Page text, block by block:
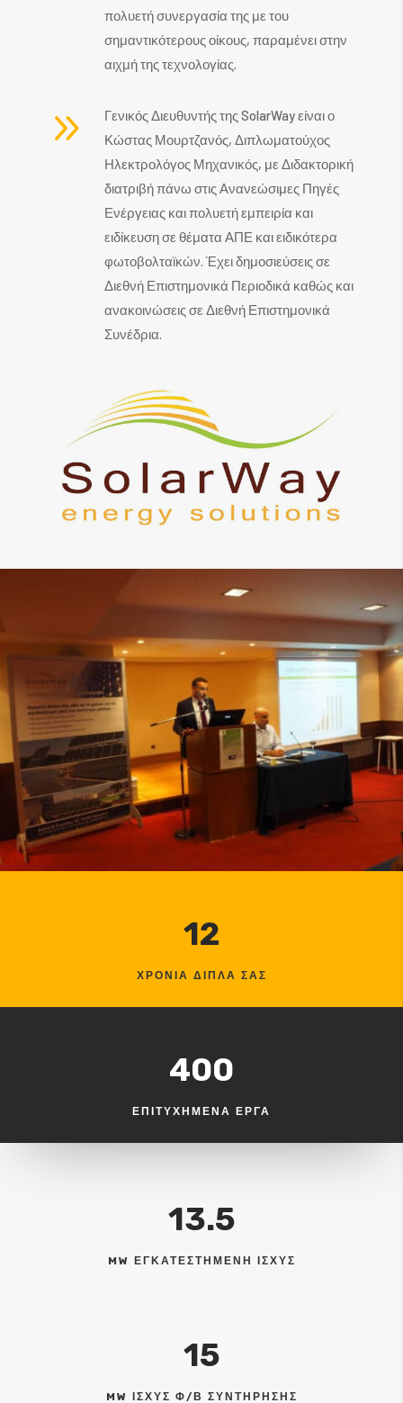
πολυετή συνεργασία της με του
σημαντικότερους οίκους, παραμένει στην
αιχμή της τεχνολογίας.
9
Γενικός Διευθυντής της SolarWay είναι ο
Κώστας Μουρτζανός, Διπλωματούχος
Ηλεκτρολόγος Μηχανικός, με Διδακτορική
διατριβή πάνω στις Ανανεώσιμες Πηγές
Ενέργειας και πολυετή εμπειρία και
ειδίκευση σε θέματα ΑΠΕ και ειδικότερα
φωτοβολταϊκών. Έχει δημοσιεύσεις σε
Διεθνή Επιστημονικά Περιοδικά καθώς και
ανακοινώσεις σε Διεθνή Επιστημονικά
Συνέδρια.
12
ΧΡΟΝΙΑ ΔΙΠΛΑ ΣΑΣ
400
ΕΠΙΤΥΧΗΜΕΝΑ ΕΡΓΑ
13.5
MW ΕΓΚΑΤΕΣΤΗΜΕΝΗ ΙΣΧΥΣ
15
MW ΙΣΧΥΣ Φ/Β ΣΥΝΤΗΡΗΣΗΣ